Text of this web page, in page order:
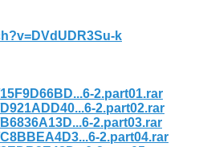
k
2.part01.rar
2.part02.rar
2.part03.rar
2.part04.rar